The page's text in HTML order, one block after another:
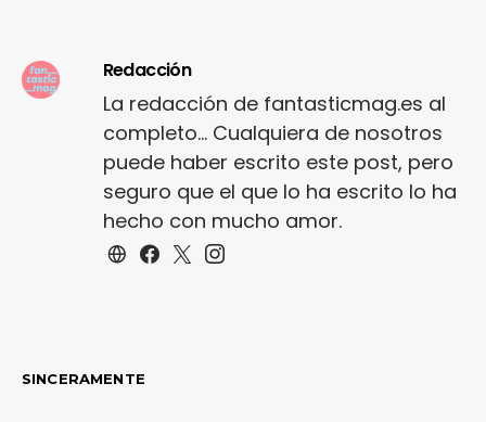
Redacción
La redacción de fantasticmag.es al
completo... Cualquiera de nosotros
puede haber escrito este post, pero
seguro que el que lo ha escrito lo ha
hecho con mucho amor.
SINCERAMENTE